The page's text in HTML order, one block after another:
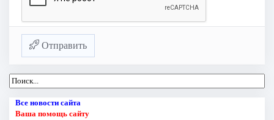
Отправить
Все новости сайта
Ваша помощь сайту